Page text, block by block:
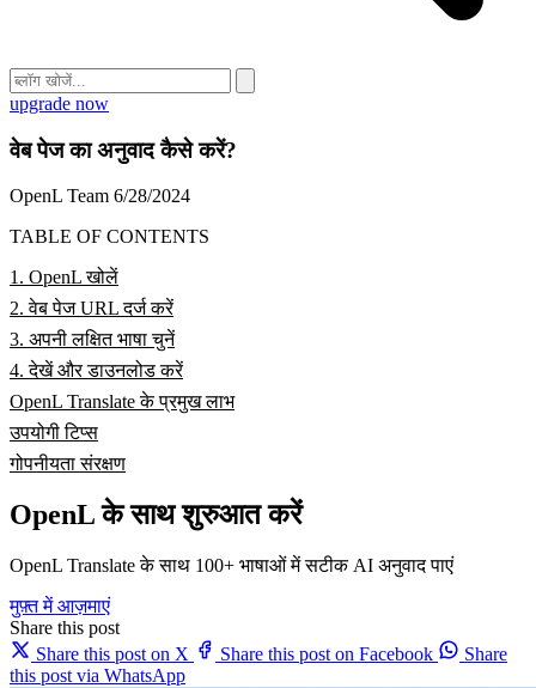
upgrade now
वेब पेज का अनुवाद कैसे करें?
OpenL Team 6/28/2024
TABLE OF CONTENTS
1. OpenL खोलें
2. वेब पेज URL दर्ज करें
3. अपनी लक्षित भाषा चुनें
4. देखें और डाउनलोड करें
OpenL Translate के प्रमुख लाभ
उपयोगी टिप्स
गोपनीयता संरक्षण
OpenL के साथ शुरुआत करें
OpenL Translate के साथ 100+ भाषाओं में सटीक AI अनुवाद पाएं
मुफ़्त में आज़माएं
Share this post
Share this post on X
Share this post on Facebook
Share
this post via WhatsApp